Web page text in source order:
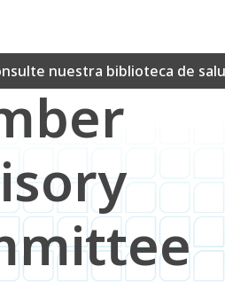
nuestra biblioteca de